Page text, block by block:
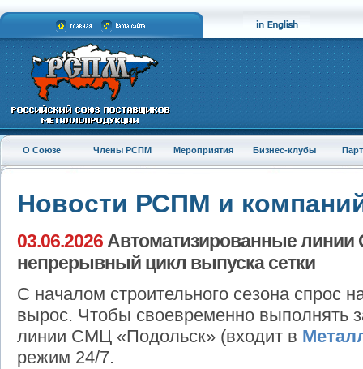
О Союзе Члены РСПМ Мероприятия Бизнес-клубы
Новости РСПМ и
03.06.2026Автоматизированные
непрерывный цикл выпуска сетки
С началом строительного сезона спрос
вырос. Чтобы своевременно выполнять
линии СМЦ «Подольск» (входит в
режим 24/7.